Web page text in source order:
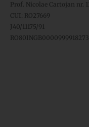
Prof. Nicolae Cartojan nr.
CUI: RO27669
J40/11175/91